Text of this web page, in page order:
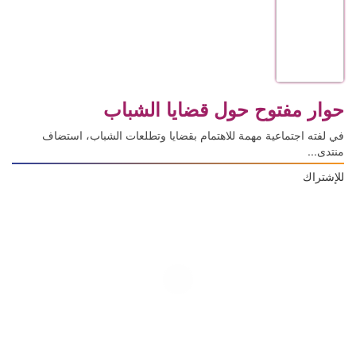
حوار مفتوح حول قضايا الشباب
في لفته اجتماعية مهمة للاهتمام بقضايا وتطلعات الشباب، استضاف
منتدى...
للإشتراك